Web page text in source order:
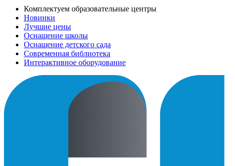
Комплектуем образовательные центры
Новинки
Лучшие цены
Оснащение школы
Оснащение детского сада
Современная библиотека
Интерактивное оборудование